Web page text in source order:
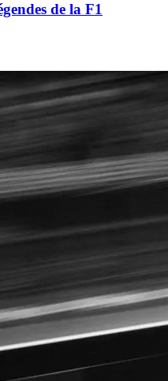
de la F1